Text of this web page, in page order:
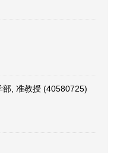
部, 准教授 (40580725)